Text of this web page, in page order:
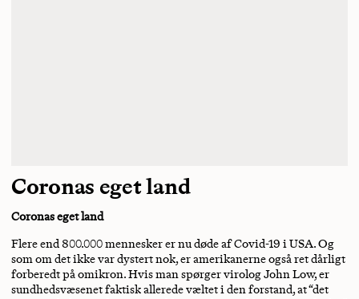
Coronas eget land
Coronas eget land
Flere end 800.000 mennesker er nu døde af Covid-19 i USA. Og
som om det ikke var dystert nok, er amerikanerne også ret dårligt
forberedt på omikron. Hvis man spørger virolog John Low, er
sundhedsvæsenet faktisk allerede væltet i den forstand, at “det